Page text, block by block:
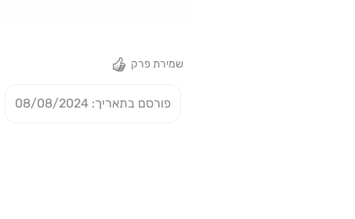
שמירת פרק
פורסם בתאריך: 08/08/2024